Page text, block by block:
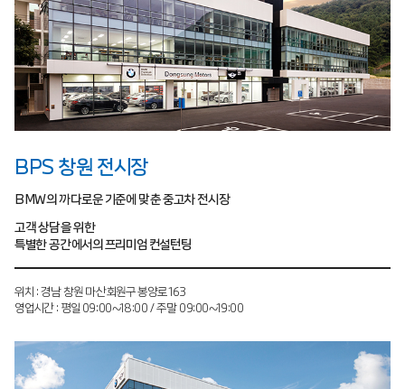
BPS 창원 전시장
BMW의 까다로운 기준에 맞춘 중고차 전시장
고객 상담을 위한
특별한 공간에서의 프리미엄 컨설턴팅
위치 : 경남 창원 마산회원구 봉양로 163
영업시간 : 평일 09:00~18:00 / 주말 09:00~19:00